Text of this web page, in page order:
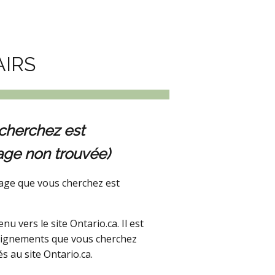
est
non trouvée)
que vous cherchez est
vers le site Ontario.ca. Il est
que vous cherchez
au site Ontario.ca.